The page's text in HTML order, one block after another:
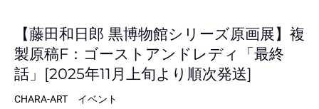
【藤田和日郎 黒博物館シリーズ原画展】複
製原稿F：ゴーストアンドレディ「最終
話」[2025年11月上旬より順次発送]
CHARA-ART イベント